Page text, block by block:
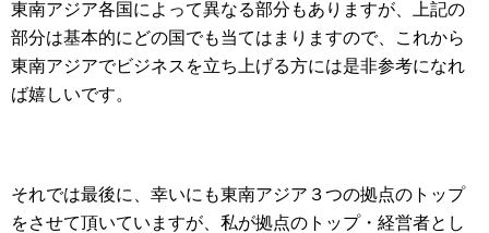
東南アジア各国によって異なる部分もありますが、上記の
部分は基本的にどの国でも当てはまりますので、これから
東南アジアでビジネスを立ち上げる方には是非参考になれ
ば嬉しいです。
それでは最後に、幸いにも東南アジア３つの拠点のトップ
をさせて頂いていますが、私が拠点のトップ・経営者とし